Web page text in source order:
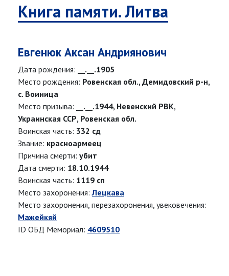
Книга памяти. Литва
Евгенюк Аксан Андриянович
Дата рождения:
__.__.1905
Место рождения: Ровенская обл., Демидовский р-н,
с. Воиница
Место призыва:
__.__.1944, Невенский РВК,
Украинская ССР, Ровенская обл.
Воинская часть: 332 сд
Звание: красноармеец
Причина смерти: убит
Дата смерти: 18.10.1944
Воинская часть: 1119 сп
Место захоронения:Лецкава
Место захоронения, перезахоронения, увековечения:
Мажейкяй
ID ОБД Мемориал: 4609510